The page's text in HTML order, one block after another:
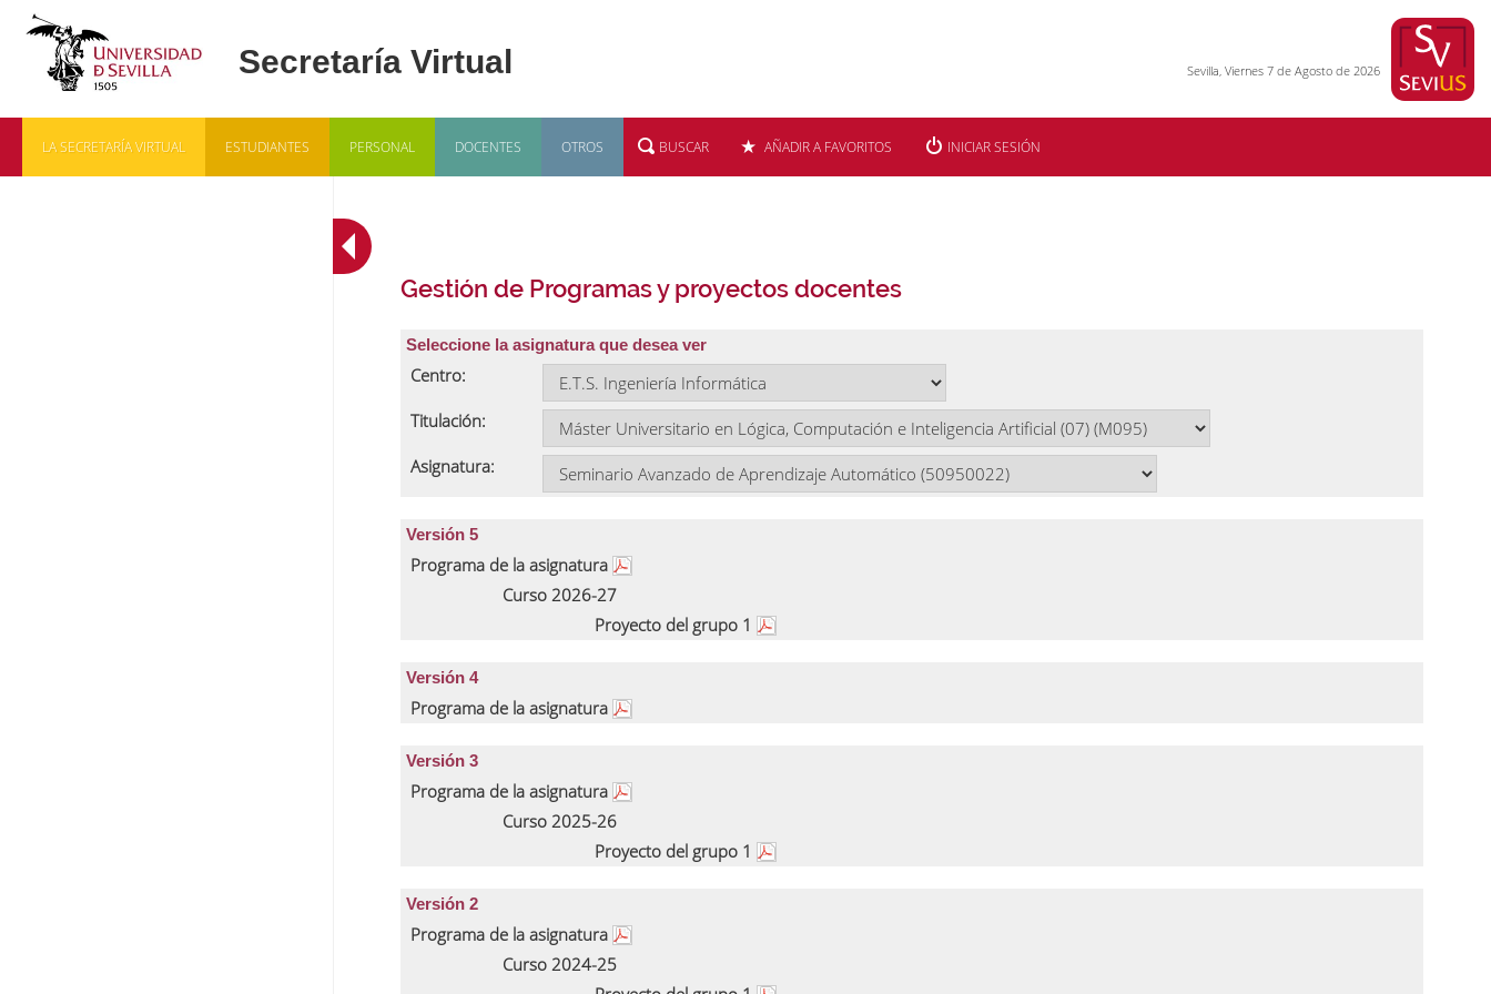
Sevilla, Viernes 7 de Agosto de 2026
LA SECRETARÍA VIRTUAL ESTUDIANTES PERSONAL DOCENTES OTROS BUSCAR AÑADIR A FAVORITOS INICIAR SESIÓN
Gestión de Programas y proyectos docentes
Seleccione la asignatura que desea ver
Centro:
Titulación:
Asignatura:
Versión 5
Programa de la asignatura
Curso 2026-27
Proyecto del grupo 1
Versión 4
Programa de la asignatura
Versión 3
Programa de la asignatura
Curso 2025-26
Proyecto del grupo 1
Versión 2
Programa de la asignatura
Curso 2024-25